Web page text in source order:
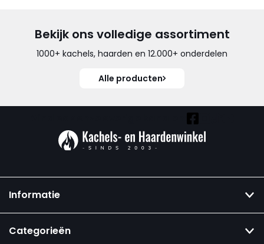
Bekijk ons volledige assortiment
1000+ kachels, haarden en 12.000+ onderdelen
Alle producten
Informatie
Categorieën